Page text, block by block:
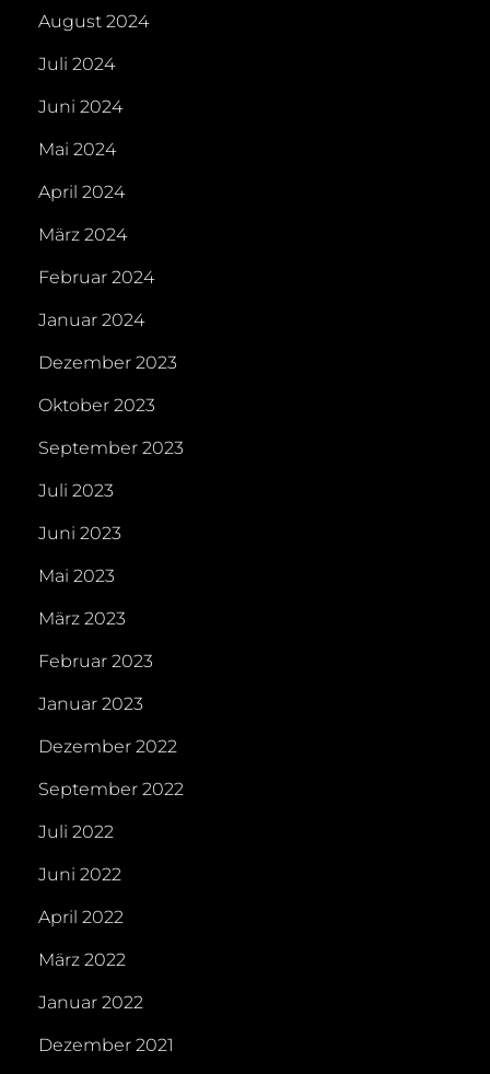
August 2024
Juli 2024
Juni 2024
Mai 2024
April 2024
März 2024
Februar 2024
Januar 2024
Dezember 2023
Oktober 2023
September 2023
Juli 2023
Juni 2023
Mai 2023
März 2023
Februar 2023
Januar 2023
Dezember 2022
September 2022
Juli 2022
Juni 2022
April 2022
März 2022
Januar 2022
Dezember 2021